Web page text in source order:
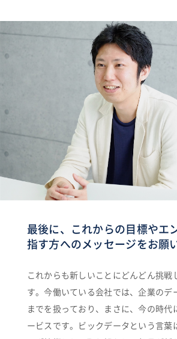
最後に、これからの目標やエ
指す方へのメッセージをお願
これからも新しいことにどんどん挑戦
す。今働いている会社では、企業のデ
までを扱っており、まさに、今の時代
ービスです。ビックデータという言葉